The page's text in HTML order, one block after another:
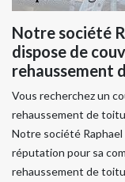
Notre société
dispose de
rehaussement
Vous recherchez un
rehaussement de
Notre société
réputation pour sa
rehaussement de